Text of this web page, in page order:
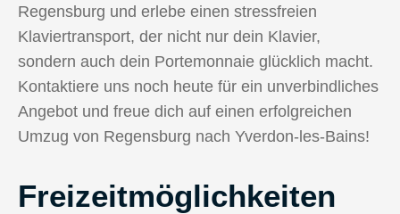
Regensburg und erlebe einen stressfreien
Klaviertransport, der nicht nur dein Klavier,
sondern auch dein Portemonnaie glücklich macht.
Kontaktiere uns noch heute für ein unverbindliches
Angebot und freue dich auf einen erfolgreichen
Umzug von Regensburg nach Yverdon-les-Bains!
Freizeitmöglichkeiten